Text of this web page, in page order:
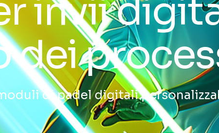
invii
dei
di padel digitali